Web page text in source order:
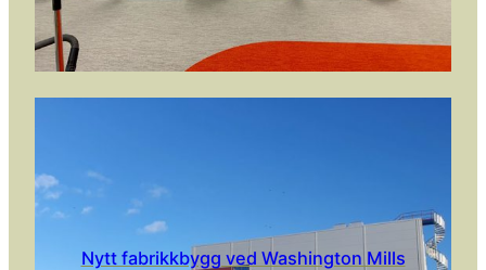
Nytt fabrikkbygg ved Washington Mills